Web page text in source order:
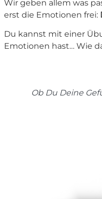
Wir geben allem was
erst die Emotionen frei:
Du kannst mit einer
Emotionen hast… Wie
Ob Du Deine